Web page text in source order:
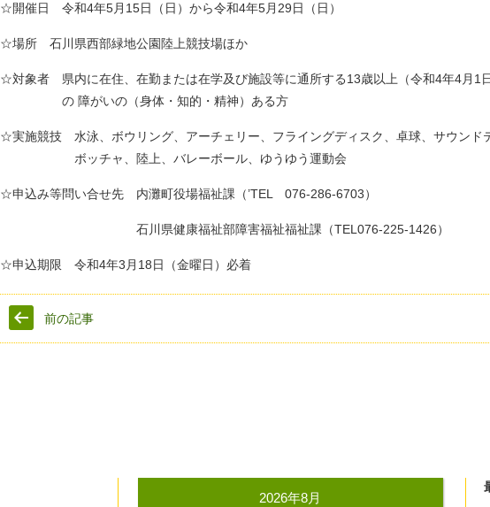
☆開催日 令和4年5月15日（日）から令和4年5月29日（日）
☆場所 石川県西部緑地公園陸上競技場ほか
☆対象者 県内に在住、在勤または在学及び施設等に通所する13歳以上（令和4年4月1日
の 障がいの（身体・知的・精神）ある方
☆実施競技 水泳、ボウリング、アーチェリー、フライングディスク、卓球、サウンド
ボッチャ、陸上、バレーボール、ゆうゆう運動会
☆申込み等問い合せ先 内灘町役場福祉課（’TEL 076-286-6703）
石川県健康福祉部障害福祉福祉課（TEL076-225-1426）
☆申込期限 令和4年3月18日（金曜日）必着
前の記事
2026年8月